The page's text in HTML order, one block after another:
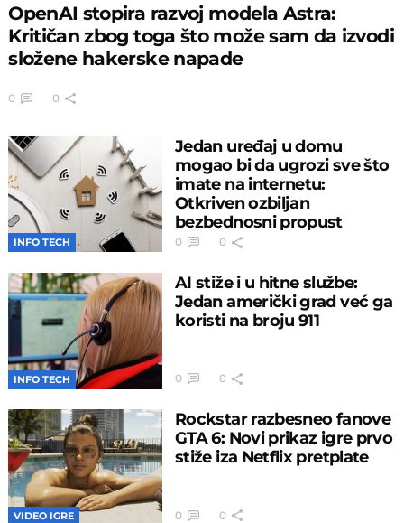
OpenAI stopira razvoj modela Astra:
Kritičan zbog toga što može sam da izvodi
složene hakerske napade
0 0
INFO TECH
Jedan uređaj u domu
mogao bi da ugrozi sve što
imate na internetu:
Otkriven ozbiljan
bezbednosni propust
0 0
INFO TECH
AI stiže i u hitne službe:
Jedan američki grad već ga
koristi na broju 911
0 0
VIDEO IGRE
Rockstar razbesneo fanove
GTA 6: Novi prikaz igre prvo
stiže iza Netflix pretplate
0 0